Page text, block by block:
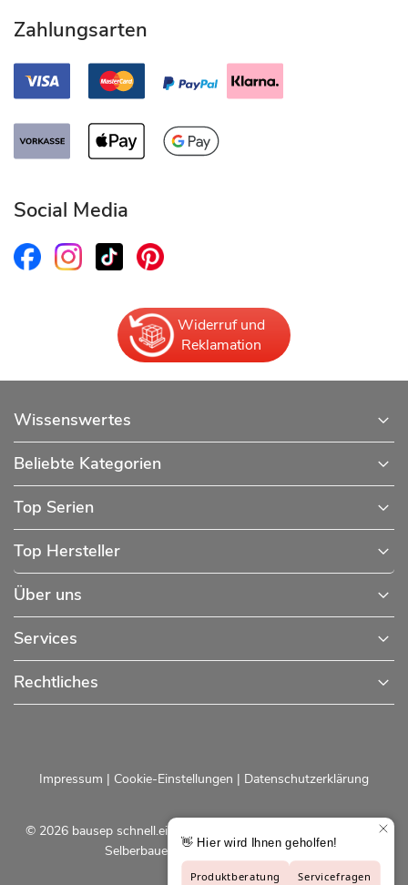
Zahlungsarten
Social Media
Widerruf und
Reklamation
Wissenswertes
Beliebte Kategorien
Top Serien
Top Hersteller
Über uns
Services
Rechtliches
© 2026 bausep schnell.einfach.preiswert - Baustoffe online für
Selberbauer und Profis |bausep.de
Impressum | Cookie-Einstellungen | Datenschutzerklärung